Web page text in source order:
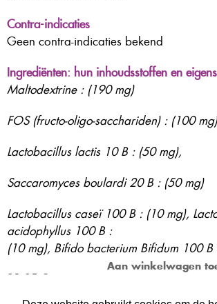
Contra-indicaties
Geen contra-indicaties bekend
Ingrediënten: hun inhoudsstoffen en
Maltodextrine : (190 mg)
FOS (fructo-oligo-sacchariden) : (100 mg)
Lactobacillus lactis 10 B : (50 mg),
Saccaromyces boulardi 20 B : (50 mg)
Lactobacillus caseï 100 B : (10 mg),
acidophyllus 100 B :
(10 mg), Bifido bacterium Bifidum 100 B
21,35 €